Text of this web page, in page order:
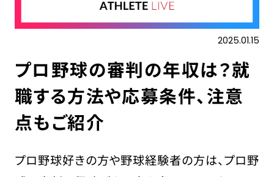
2025.01.15
プロ野球の審判の年収は？就
職する方法や応募条件、注意
点もご紹介
プロ野球好きの方や野球経験者の方は、プロ野
表彰台の降り方。
採用担当の方はこちら